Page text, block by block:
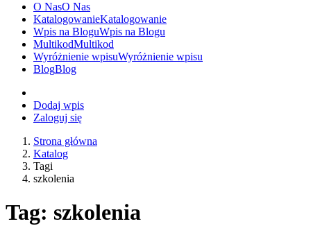
O NasO Nas
KatalogowanieKatalogowanie
Wpis na BloguWpis na Blogu
MultikodMultikod
Wyróżnienie wpisuWyróżnienie wpisu
BlogBlog
Dodaj wpis
Zaloguj się
Strona główna
Katalog
Tagi
szkolenia
Tag: szkolenia